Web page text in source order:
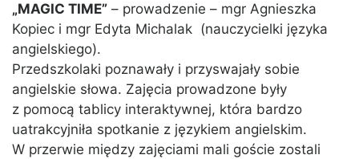
„MAGIC TIME” – prowadzenie – mgr Agnieszka
Kopiec i mgr Edyta Michalak (nauczycielki języka
angielskiego).
Przedszkolaki poznawały i przyswajały sobie
angielskie słowa. Zajęcia prowadzone były
z pomocą tablicy interaktywnej, która bardzo
uatrakcyjniła spotkanie z językiem angielskim.
W przerwie między zajęciami mali goście zostali